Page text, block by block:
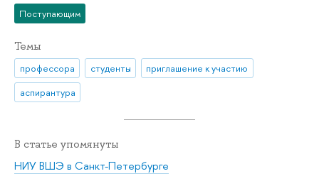
Поступающим
Темы
профессора студенты
приглашение к участию
аспирантура
В статье упомянуты
НИУ ВШЭ в Санкт-Петербурге